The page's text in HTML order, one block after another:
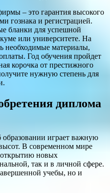
– это гарантия высокого
гознака и регистрацией.
бланки для успешной
или университете. На
необходимые материалы,
Год обучения пройдет
корочка от престижного
нужную степень для
диплома
играет важную
В современном мире
открытию новых
так и в личной сфере.
учебы, но и